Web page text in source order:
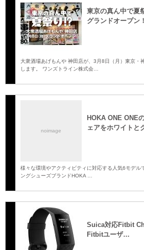
東京の真ん中で夏
グランドオープン！
大衆酒場あげもんや 神田店が、3月8日（月）東京・
します。 ワンズトライン株式会…
noimage
HOKA ONE ONE
ェアをホワイトと
様々な環境やアクティビティに対応する人気6モデル
ングシューズブランドHOKA …
Suica対応Fitbit
Fitbitユーザ…